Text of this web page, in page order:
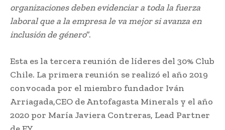
organizaciones deben evidenciar a toda la fuerza
laboral que a la empresa le va mejor si avanza en
inclusión de género”.
Esta es la tercera reunión de líderes del 30% Club
Chile. La primera reunión se realizó el año 2019
convocada por el miembro fundador Iván
Arriagada,CEO de Antofagasta Minerals y el año
2020 por María Javiera Contreras, Lead Partner